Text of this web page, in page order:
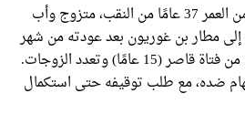
اعتقلت الشرطة شابًا يبلغ من العمر 37 عامًا من النقب، متزوج وأب
إلى مطار بن غوريون بعد عودته من شهر
العسل، وذلك بشبهة الزواج من فتاة قاصر (15 عامًا) وتعدد الزوجات.
ضده، مع طلب توقيفه حتى استكمال